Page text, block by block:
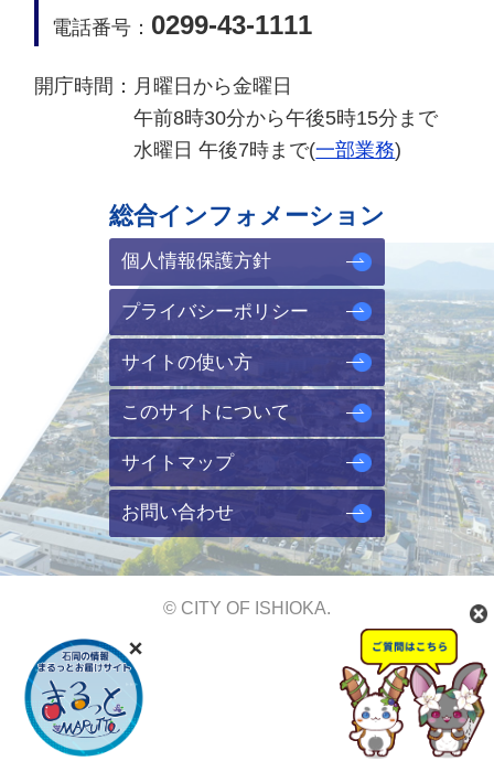
電話番号： 0299-43-1111
開庁時間： 月曜日から金曜日
午前8時30分から午後5時15分まで
水曜日 午後7時まで(一部業務)
総合インフォメーション
個人情報保護方針
プライバシーポリシー
サイトの使い方
このサイトについて
サイトマップ
お問い合わせ
© CITY OF ISHIOKA.